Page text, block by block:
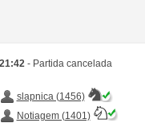
- Partida cancelada
slapnica (1456)
Notiagem (1401)